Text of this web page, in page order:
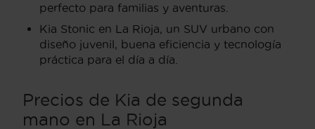
perfecto para familias y aventuras.
Kia Stonic en La Rioja, un SUV urbano con
diseño juvenil, buena eficiencia y tecnología
práctica para el día a día.
Precios de Kia de segunda
mano en La Rioja